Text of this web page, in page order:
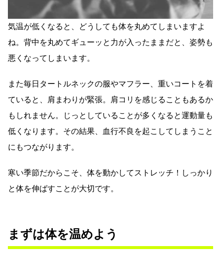
気温が低くなると、どうしても体を丸めてしまいますよ
ね。背中を丸めてギューッと力が入ったままだと、姿勢も
悪くなってしまいます。
また毎日タートルネックの服やマフラー、重いコートを着
ていると、肩まわりが緊張。肩コリを感じることもあるか
もしれません。じっとしていることが多くなると運動量も
低くなります。その結果、血行不良を起こしてしまうこと
にもつながります。
寒い季節だからこそ、体を動かしてストレッチ！しっかり
と体を伸ばすことが大切です。
まずは体を温めよう